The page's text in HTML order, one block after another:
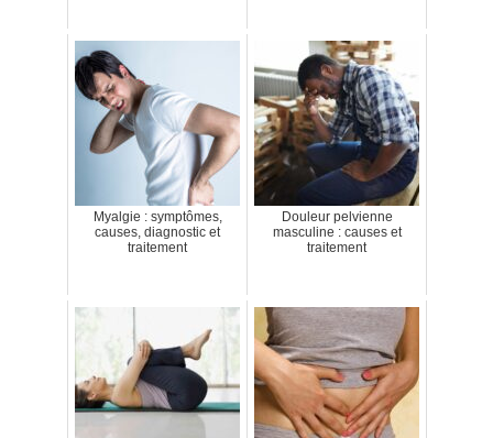
Myalgie : symptômes,
causes, diagnostic et
traitement
Douleur pelvienne
masculine : causes et
traitement